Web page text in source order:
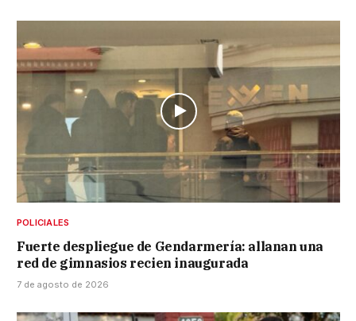
POLICIALES
Fuerte despliegue de Gendarmería: allanan una
red de gimnasios recien inaugurada
7 de agosto de 2026